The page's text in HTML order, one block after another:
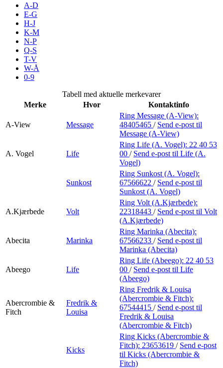
Merker
Inspirasjon
Søk
Åpningstider
Praktisk informasjon
Min Shopping-app
A-D
E-G
H-J
K-M
N-P
Q-S
T-V
W-Å
0-9
Tabell med aktuelle merkevarer
Merke
Hvor Kontaktinfo
A-View Message
Ring Message (A-View):
48405465 / Send e-post til
Message (A-View)
A. Vogel Life
Ring Life (A. Vogel): 22 40 53
00 / Send e-post til Life (A.
Vogel)
Sunkost
Ring Sunkost (A. Vogel):
67566622 / Send e-post til
Sunkost (A. Vogel)
A.Kjærbede Volt
Ring Volt (A.Kjærbede):
22318443 / Send e-post til Volt
(A.Kjærbede)
Abecita Marinka
Ring Marinka (Abecita):
67566233 / Send e-post til
Marinka (Abecita)
Abeego Life
Ring Life (Abeego): 22 40 53
00 / Send e-post til Life
(Abeego)
Abercrombie &
Fitch
Fredrik &
Louisa
Ring Fredrik & Louisa
(Abercrombie & Fitch):
67544415 / Send e-post til
Fredrik & Louisa
(Abercrombie & Fitch)
Kicks
Ring Kicks (Abercrombie &
Fitch): 23653619 / Send e-post
til Kicks (Abercrombie &
Fitch)